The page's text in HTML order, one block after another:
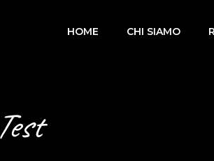
HOME CHI SIAMO
Test